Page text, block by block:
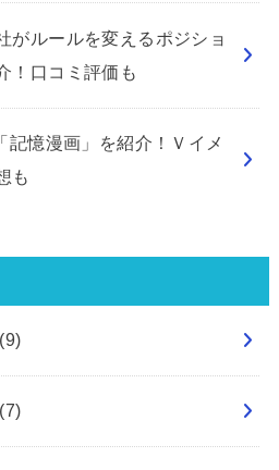
がルールを変えるポジショ
！口コミ評価も
記憶漫画」を紹介！Ｖイメ
も
(9)
(7)